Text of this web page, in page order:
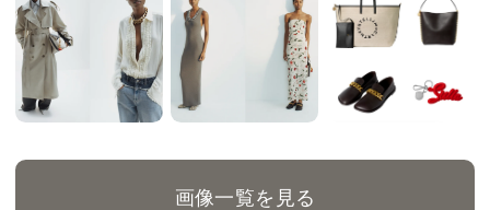
画像一覧を見る